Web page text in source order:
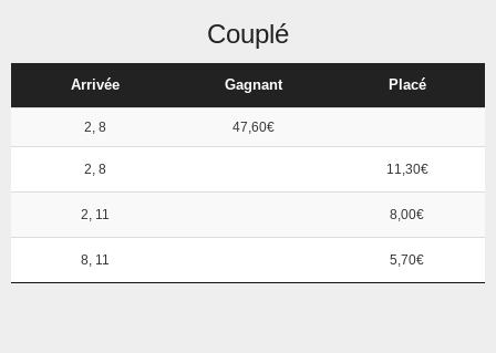
Couplé
Arrivée Gagnant Placé
2, 8 47,60€
2, 8 11,30€
2, 11 8,00€
8, 11 5,70€